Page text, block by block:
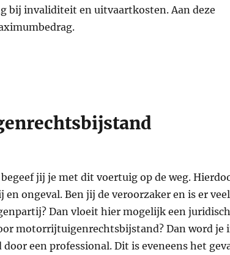
bij invaliditeit en uitvaartkosten. Aan deze
jij je met dit voertuig op de weg.
ongeval. Ben jij de veroorzaker en is er veel
Dan vloeit hier mogelijk een juridisch
motorrijtuigenrechtsbijstand? Dan word je
een professional. Dit is eveneens het